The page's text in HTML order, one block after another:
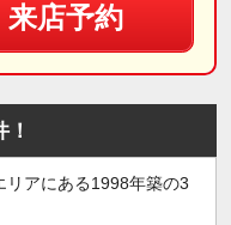
店予約
リアにある1998年築の3